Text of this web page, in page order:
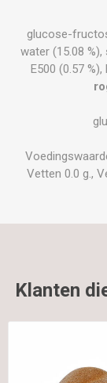
glucose-
water (15.08 %),
E500 (0.57
Vetten 0.0 g.,
Klanten